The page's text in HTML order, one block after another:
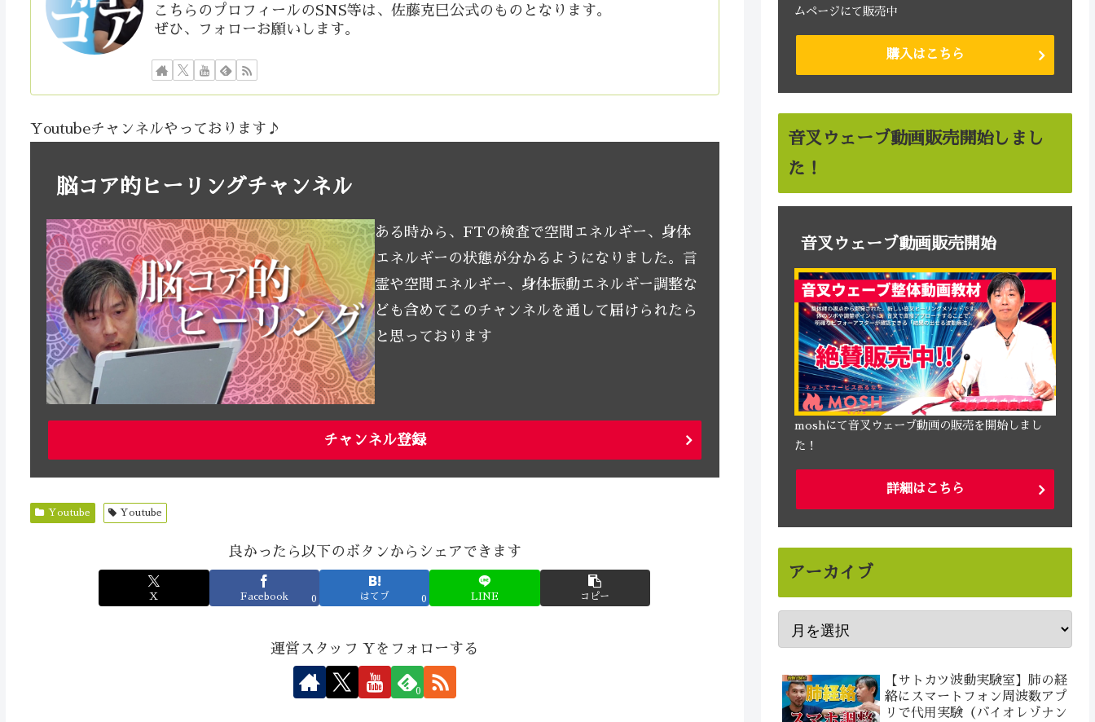
こちらのプロフィールのSNS等は、佐藤克巳公式のものとなります。
ぜひ、フォローお願いします。
Youtubeチャンネルやっております♪
脳コア的ヒーリングチャンネル
ある時から、FTの検査で空間エネルギー、身体
エネルギーの状態が分かるようになりました。言
霊や空間エネルギー、身体振動エネルギー調整な
ども含めてこのチャンネルを通して届けられたら
と思っております
チャンネル登録
Youtube Youtube
良かったら以下のボタンからシェアできます
X Facebook 0 はてブ 0 LINE コピー
運営スタッフ Yをフォローする
0
ムページにて販売中
購入はこちら
音叉ウェーブ動画販売開始しまし
た！
音叉ウェーブ動画販売開始
moshにて音叉ウェーブ動画の販売を開始しまし
た！
詳細はこちら
アーカイブ
【サトカツ波動実験室】肺の経
絡にスマートフォン周波数アプ
リで代用実験（バイオレゾナン